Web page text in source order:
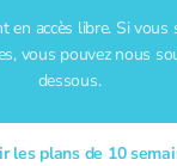
en accès libre. Si vous
vous pouvez nous
dessous.
les plans de 10